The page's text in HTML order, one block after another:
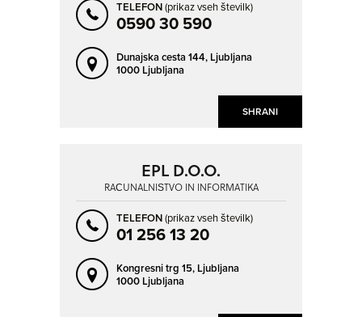
SHRANI
TELEFON(prikaz vseh številk)
0590 30 590
Dunajska cesta 144, Ljubljana
1000 Ljubljana
EPL D.O.O.
RAČUNALNIŠTVO IN INFORMATIKA
TELEFON(prikaz vseh številk)
01 256 13 20
Kongresni trg 15, Ljubljana
1000 Ljubljana